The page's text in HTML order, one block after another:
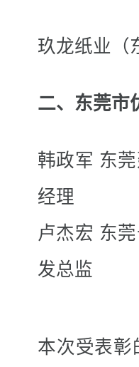
玖龙纸业（
二、东莞市
韩政军 东
经理
卢杰宏 东
发总监
本次受表彰